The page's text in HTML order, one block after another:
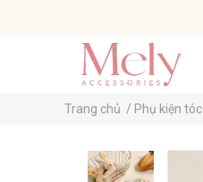
Trang chủ / Phụ kiện tóc